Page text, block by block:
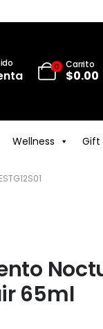
0 Carrito
$0.00
Wellness Gift
65ml